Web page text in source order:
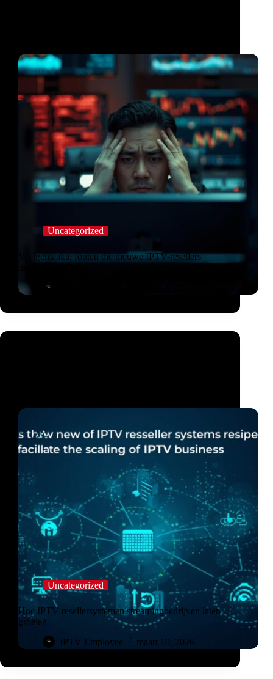
Uncategorized
Veelgemaakte fouten die nieuwe IPTV-resellers
Uncategorized
Hoe IPTV-resellersystemen streamingbedrijven laten
groeien
IPTV Employee
maart 10, 2026